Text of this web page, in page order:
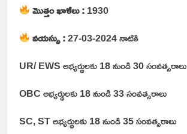
మొత్తం ఖాళీలు :1930
వయస్సు :27-03-2024 నాటికి
UR/ EWS అభ్యర్థులకు 18 నుండి 30 సంవత్సరాలు
OBC అభ్యర్థులకు 18 నుండి 33 సంవత్సరాలు
SC, ST అభ్యర్థులకు 18 నుండి 35 సంవత్సరాలు